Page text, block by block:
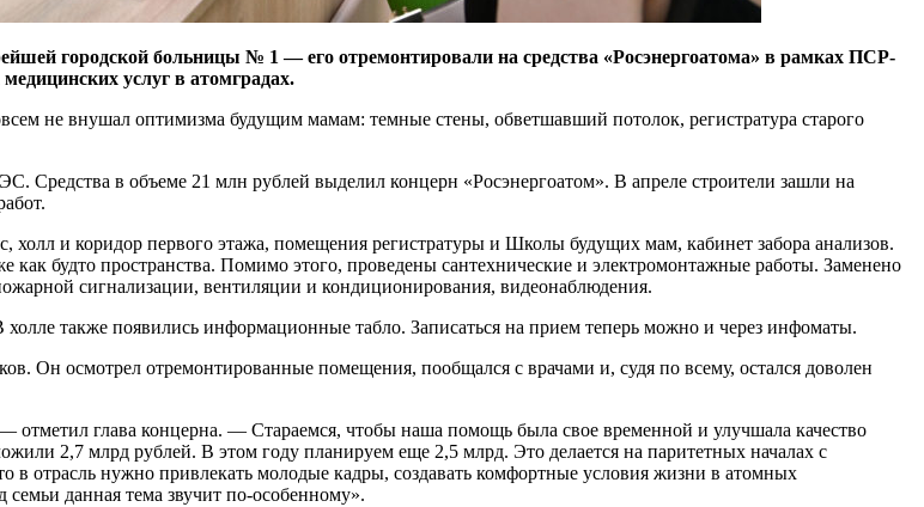
городской больницы № 1 — его отремонтировали на средства «Росэнергоатома» в рамках ПСР-
услуг в атомградах.
не внушал оптимизма будущим мамам: темные стены, обветшавший потолок, регистратура старого
Средства в объеме 21 млн рублей выделил концерн «Росэнергоатом». В апреле строители зашли на
холл и коридор первого этажа, помещения регистратуры и Школы будущих мам, кабинет забора анализов.
будто пространства. Помимо этого, проведены сантехнические и электромонтажные работы. Заменено
сигнализации, вентиляции и кондиционирования, видеонаблюдения.
также появились информационные табло. Записаться на прием теперь можно и через инфоматы.
Он осмотрел отремонтированные помещения, пообщался с врачами и, судя по всему, остался доволен
глава концерна. — Стараемся, чтобы наша помощь была свое временной и улучшала качество
2,7 млрд рублей. В этом году планируем еще 2,5 млрд. Это делается на паритетных началах с
в отрасль нужно привлекать молодые кадры, создавать комфортные условия жизни в атомных
данная тема звучит по-особенному».